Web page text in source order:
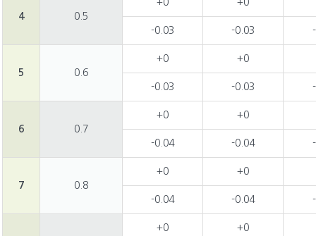
4 0.5
+0 +0
-0.03 -0.03
5 0.6
+0 +0
-0.03 -0.03
6 0.7
+0 +0
-0.04 -0.04
7 0.8
+0 +0
-0.04 -0.04
+0 +0